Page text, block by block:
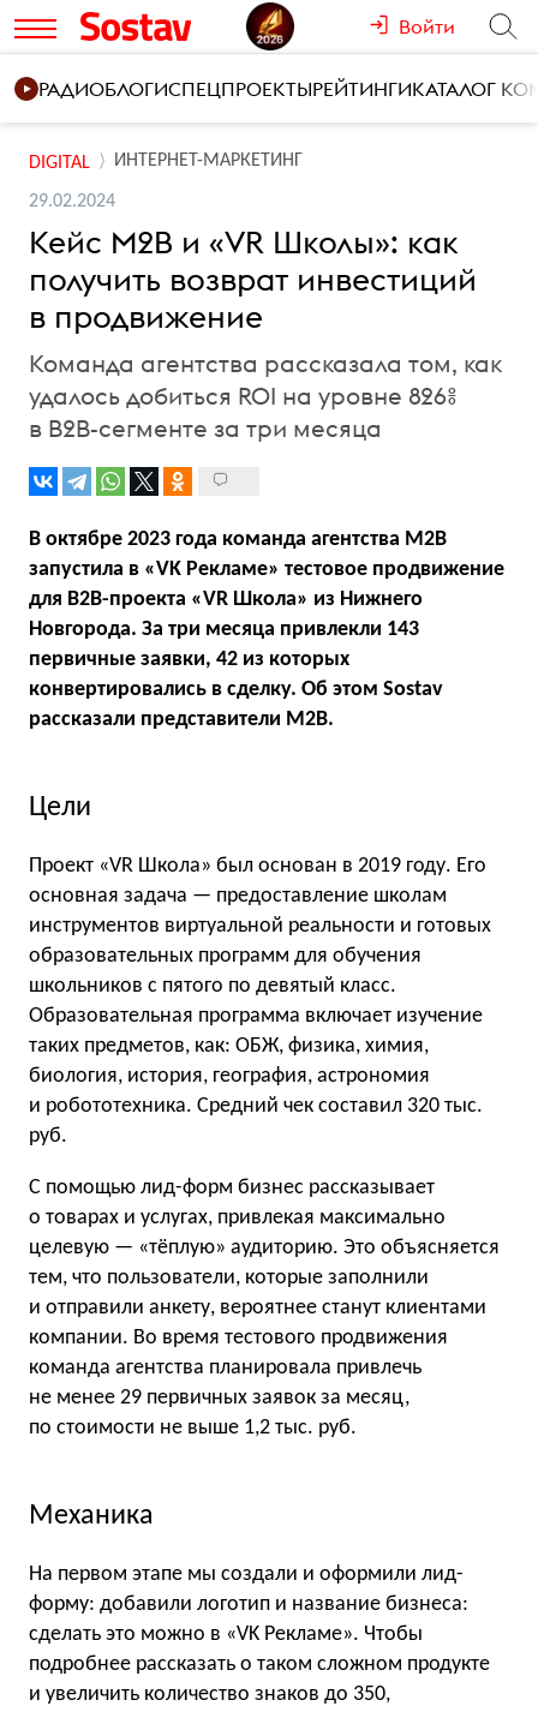
Войти
РАДИОБЛОГИСПЕЦПРОЕКТЫРЕЙТИНГИКАТАЛОГ
DIGITAL ИНТЕРНЕТ-МАРКЕТИНГ
29.02.2024
Кейс M2B и «VR Школы»: как
получить возврат инвестиций
в продвижение
Команда агентства рассказала том, как
удалось добиться ROI на уровне 826%
в B2B-сегменте за три месяца
В октябре 2023 года команда агентства M2B
запустила в «VK Рекламе» тестовое продвижение
для B2B-проекта «VR Школа» из Нижнего
Новгорода. За три месяца привлекли 143
первичные заявки, 42 из которых
конвертировались в сделку. Об этом Sostav
рассказали представители M2B.
Цели
Проект «VR Школа» был основан в 2019 году. Его
основная задача — предоставление школам
инструментов виртуальной реальности и готовых
образовательных программ для обучения
школьников с пятого по девятый класс.
Образовательная программа включает изучение
таких предметов, как: ОБЖ, физика, химия,
биология, история, география, астрономия
и робототехника. Средний чек составил 320 тыс.
руб.
С помощью лид-форм бизнес рассказывает
о товарах и услугах, привлекая максимально
целевую — «тёплую» аудиторию. Это объясняется
тем, что пользователи, которые заполнили
и отправили анкету, вероятнее станут клиентами
компании. Во время тестового продвижения
команда агентства планировала привлечь
не менее 29 первичных заявок за месяц,
по стоимости не выше 1,2 тыс. руб.
Механика
На первом этапе мы создали и оформили лид-
форму: добавили логотип и название бизнеса:
сделать это можно в «VK Рекламе». Чтобы
подробнее рассказать о таком сложном продукте
и увеличить количество знаков до 350,